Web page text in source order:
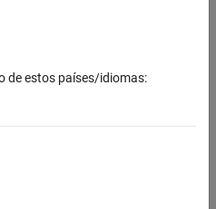
de estos países/idiomas: